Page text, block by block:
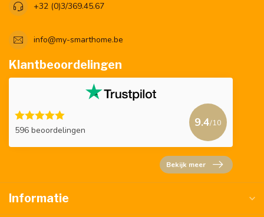
+32 (0)3/369.45.67
info@my-smarthome.be
Klantbeoordelingen
596 beoordelingen
9.4/10
Bekijk meer
Informatie